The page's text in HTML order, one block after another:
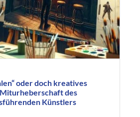
oder doch kreatives
des
Künstlers